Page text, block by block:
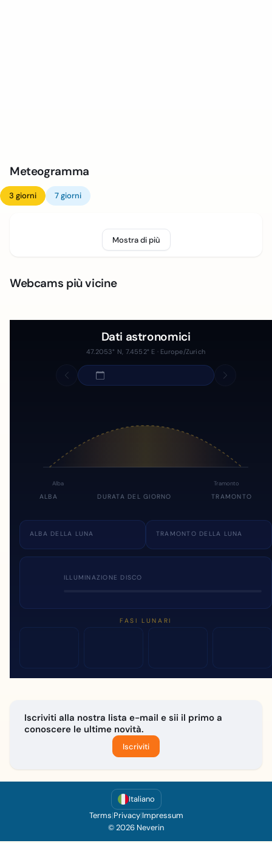
Meteogramma
3 giorni 7 giorni
Mostra di più
Webcams più vicine
Dati astronomici
47.2053° N, 7.4552° E · Europe/Zurich
Alba Tramonto
ALBA DURATA DEL GIORNO TRAMONTO
ALBA DELLA LUNA TRAMONTO DELLA LUNA
ILLUMINAZIONE DISCO
FASI LUNARI
Iscriviti alla nostra lista e-mail e sii il primo a
conoscere le ultime novità.
Iscriviti
Italiano
Terms|Privacy|Impressum
© 2026 Neverin